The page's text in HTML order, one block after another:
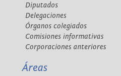
Diputados
Delegaciones
Órganos colegiados
Comisiones informativas
Corporaciones anteriores
Áreas